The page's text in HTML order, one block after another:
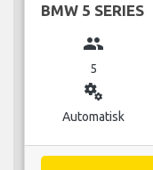
BMW 5 SERIES
group
5
miscellaneous_services
Automatisk